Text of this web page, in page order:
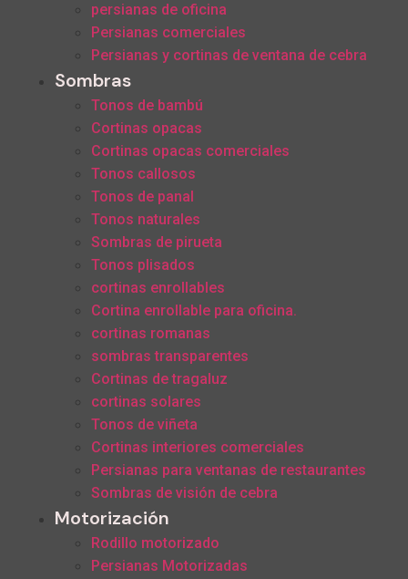
persianas de oficina
Persianas comerciales
Persianas y cortinas de ventana de cebra
Sombras
Tonos de bambú
Cortinas opacas
Cortinas opacas comerciales
Tonos callosos
Tonos de panal
Tonos naturales
Sombras de pirueta
Tonos plisados
cortinas enrollables
Cortina enrollable para oficina.
cortinas romanas
sombras transparentes
Cortinas de tragaluz
cortinas solares
Tonos de viñeta
Cortinas interiores comerciales
Persianas para ventanas de restaurantes
Sombras de visión de cebra
Motorización
Rodillo motorizado
Persianas Motorizadas